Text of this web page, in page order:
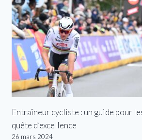
Entraîneur cycliste : un guide pour
quête d’excellence
26 mars 2024